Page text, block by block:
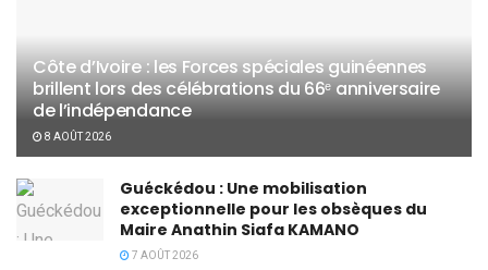
Côte d’Ivoire : les Forces spéciales guinéennes
brillent lors des célébrations du 66ᵉ anniversaire
de l’indépendance
8 AOÛT 2026
Guéckédou : Une mobilisation
exceptionnelle pour les obsèques du
Maire Anathin Siafa KAMANO
7 AOÛT 2026